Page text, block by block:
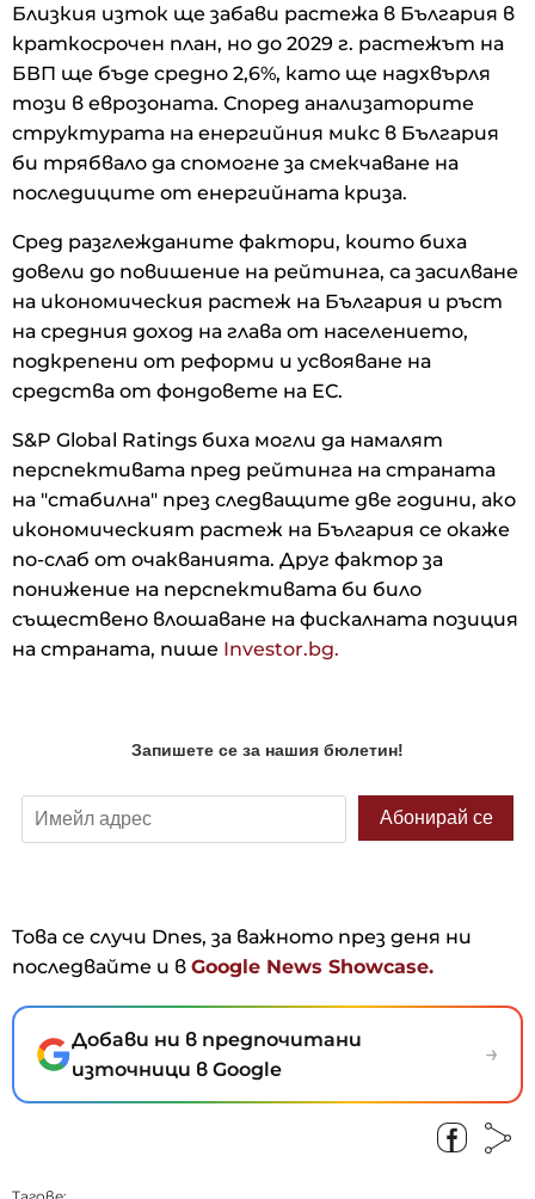
Близкия изток ще забави растежа в България в
краткосрочен план, но до 2029 г. растежът на
БВП ще бъде средно 2,6%, като ще надхвърля
този в еврозоната. Според анализаторите
структурата на енергийния микс в България
би трябвало да спомогне за смекчаване на
последиците от енергийната криза.
Сред разглежданите фактори, които биха
довели до повишение на рейтинга, са засилване
на икономическия растеж на България и ръст
на средния доход на глава от населението,
подкрепени от реформи и усвояване на
средства от фондовете на ЕС.
S&P Global Ratings биха могли да намалят
перспективата пред рейтинга на страната
на "стабилна" през следващите две години, ако
икономическият растеж на България се окаже
по-слаб от очакванията. Друг фактор за
понижение на перспективата би било
съществено влошаване на фискалната позиция
на страната, пише Investor.bg.
Това се случи Dnes, за важното през деня ни
последвайте и в Google News Showcase.
Добави ни в предпочитани
източници в Google
→